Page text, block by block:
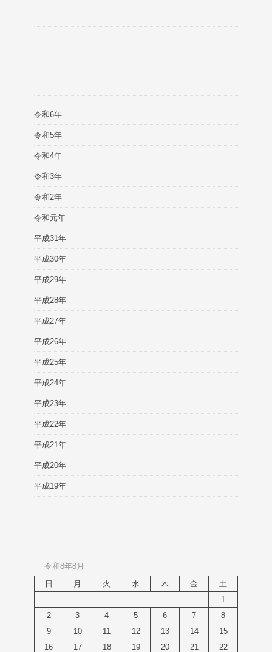
令和6年
令和5年
令和4年
令和3年
令和2年
令和元年
平成31年
平成30年
平成29年
平成28年
平成27年
平成26年
平成25年
平成24年
平成23年
平成22年
平成21年
平成20年
平成19年
令和8年8月
日
月 火 水 木 金
土
1
2
3 4 5 6 7
8
9
10 11 12 13 14
15
16
17 18 19 20 21 22